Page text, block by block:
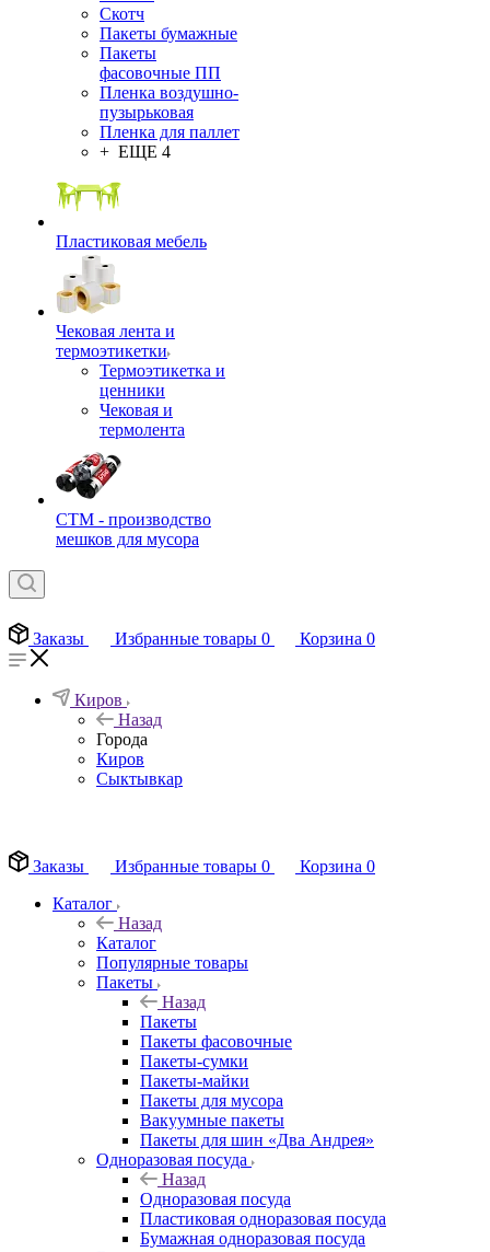
Скотч
Пакеты бумажные
Пакеты
фасовочные ПП
Пленка воздушно-
пузырьковая
Пленка для паллет
+ ЕЩЕ 4
Пластиковая мебель
Чековая лента и
термоэтикетки
Термоэтикетка и
ценники
Чековая и
термолента
СТМ - производство
мешков для мусора
Заказы Избранные товары 0 Корзина 0
Киров
Назад
Города
Киров
Сыктывкар
Заказы
Избранные товары 0 Корзина 0
Каталог
Назад
Каталог
Популярные товары
Пакеты
Назад
Пакеты
Пакеты фасовочные
Пакеты-сумки
Пакеты-майки
Пакеты для мусора
Вакуумные пакеты
Пакеты для шин «Два Андрея»
Одноразовая посуда
Назад
Одноразовая посуда
Пластиковая одноразовая посуда
Бумажная одноразовая посуда